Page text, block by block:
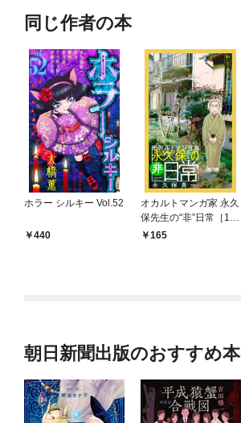
同じ作者の本
ホラー シルキー Vol.52
440
オカルトマンガ家 永久
保先生の“非”日常［1話
売り］
165
朝日新聞出版のおすすめ本